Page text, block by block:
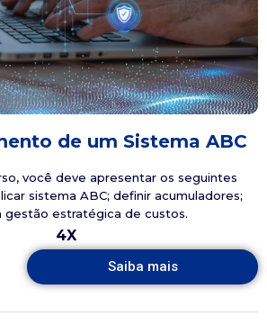
de um Sistema ABC
você deve apresentar os seguintes
sistema ABC; definir acumuladores;
gestão estratégica de custos.
4X
Saiba mais